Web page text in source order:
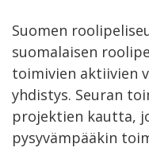
Suomen
suomalaisen
toimivien aktiivien
yhdistys. Seuran
projektien kautta,
pysyvämpääkin